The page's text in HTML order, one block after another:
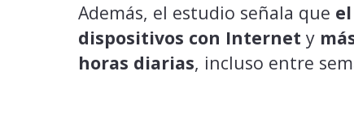
Además, el estudio señala que
dispositivos con Internet y
horas diarias, incluso entre